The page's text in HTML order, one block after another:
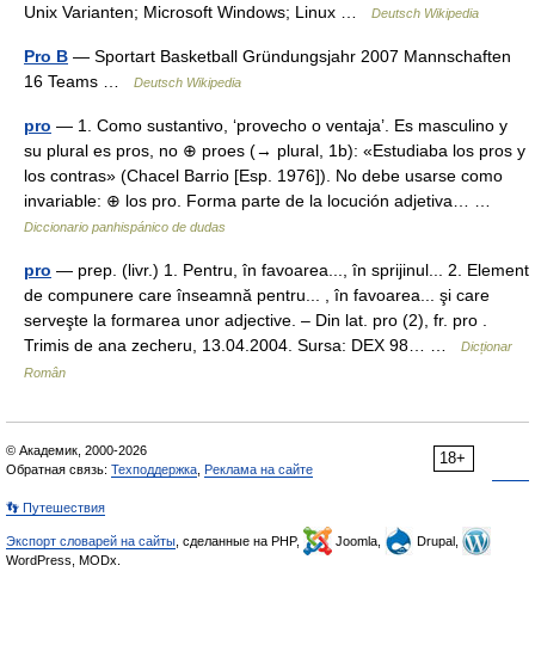
Unix Varianten; Microsoft Windows; Linux …
Deutsch Wikipedia
Pro B — Sportart Basketball Gründungsjahr 2007 Mannschaften
16 Teams …
Deutsch Wikipedia
pro — 1. Como sustantivo, ‘provecho o ventaja’. Es masculino y
su plural es pros, no ⊕ proes (→ plural, 1b): «Estudiaba los pros y
los contras» (Chacel Barrio [Esp. 1976]). No debe usarse como
invariable: ⊕ los pro. Forma parte de la locución adjetiva… …
Diccionario panhispánico de dudas
pro — prep. (livr.) 1. Pentru, în favoarea..., în sprijinul... 2. Element
de compunere care înseamnă pentru... , în favoarea... şi care
serveşte la formarea unor adjective. – Din lat. pro (2), fr. pro .
Trimis de ana zecheru, 13.04.2004. Sursa: DEX 98… …
Dicționar
Român
18+
© Академик, 2000-2026
Обратная связь: Техподдержка Реклама на сайте
👣 Путешествия
Экспорт словарей на сайты , сделанные на PHP, Joomla,
Drupal,
WordPress, MODx.